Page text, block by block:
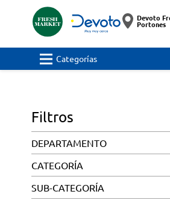
Devoto
Portones
Categorías
Filtros
DEPARTAMENTO
CATEGORÍA
SUB-CATEGORÍA